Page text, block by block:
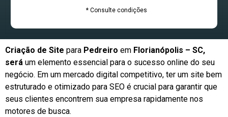
* Consulte condições
Criação de Site para Pedreiro em Florianópolis – SC,
será um elemento essencial para o sucesso online do seu
negócio. Em um mercado digital competitivo, ter um site bem
estruturado e otimizado para SEO é crucial para garantir que
seus clientes encontrem sua empresa rapidamente nos
motores de busca.